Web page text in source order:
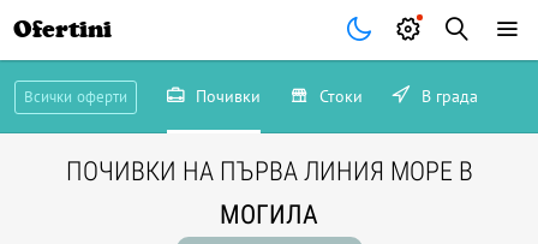
Ofertini
Всички оферти Почивки Стоки В града
ПОЧИВКИ НА ПЪРВА ЛИНИЯ МОРЕ В
МОГИЛА